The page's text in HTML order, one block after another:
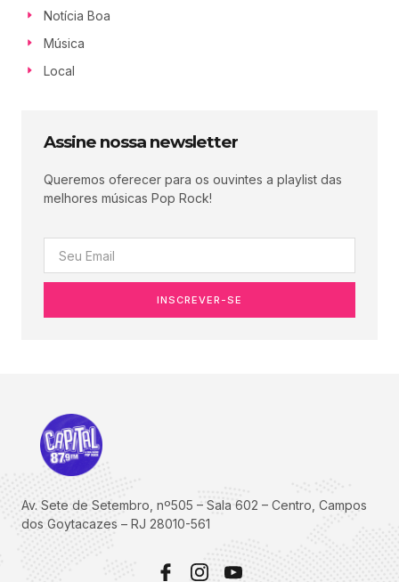
Notícia Boa
Música
Local
Assine nossa newsletter
Queremos oferecer para os ouvintes a playlist das
melhores músicas Pop Rock!
INSCREVER-SE
Av. Sete de Setembro, nº505 – Sala 602 – Centro, Campos
dos Goytacazes – RJ 28010-561